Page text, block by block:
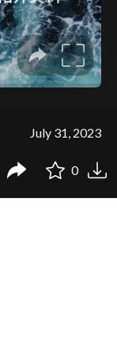
July 31, 2023
0